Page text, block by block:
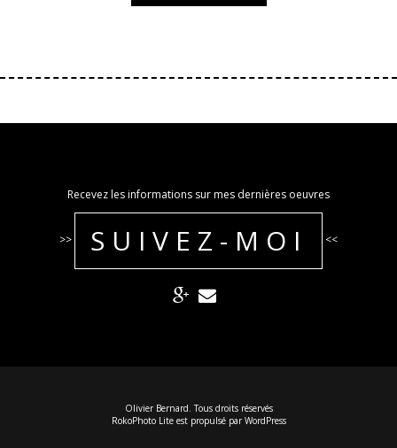
Recevez les informations sur mes dernières oeuvres
>> SUIVEZ-MOI <<
Olivier Bernard. Tous droits réservés
RokoPhoto Liteest propulsé par WordPress